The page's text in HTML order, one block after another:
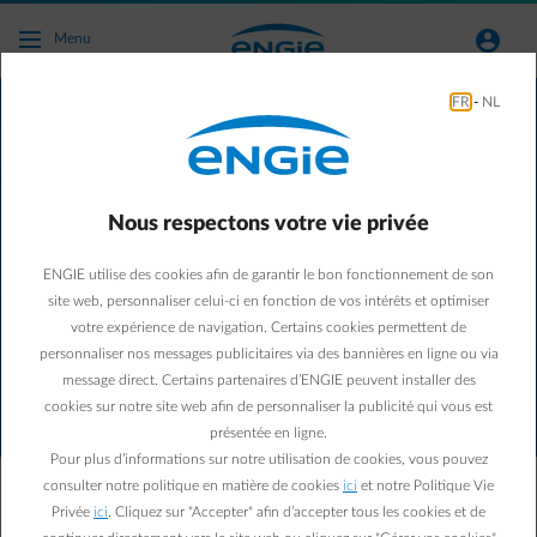
Accéder au contenu principal
Menu normal-account-circle
Afin de vous attribuer votre avantage employé pouvez-vous nous
PRÉNOM
NOM
FR - NL
Nous respectons votre vie privée
ENGIE utilise des cookies afin de garantir le bon fonctionnement de son
site web, personnaliser celui-ci en fonction de vos intérêts et optimiser
votre expérience de navigation. Certains cookies permettent de
personnaliser nos messages publicitaires via des bannières en ligne ou via
message direct. Certains partenaires d’ENGIE peuvent installer des
cookies sur notre site web afin de personnaliser la publicité qui vous est
présentée en ligne.
Pour plus d’informations sur notre utilisation de cookies, vous pouvez
consulter notre politique en matière de cookies ici et notre Politique Vie
Privée ici . Cliquez sur "Accepter" afin d’accepter tous les cookies et de